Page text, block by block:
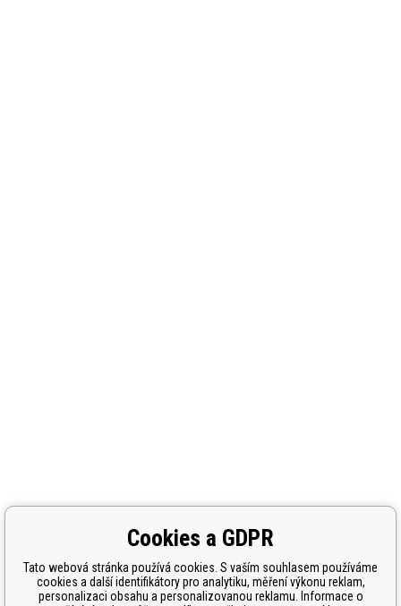
Cookies a GDPR
Tato webová stránka používá cookies. S vaším souhlasem používáme
cookies a další identifikátory pro analytiku, měření výkonu reklam,
personalizaci obsahu a personalizovanou reklamu. Informace o